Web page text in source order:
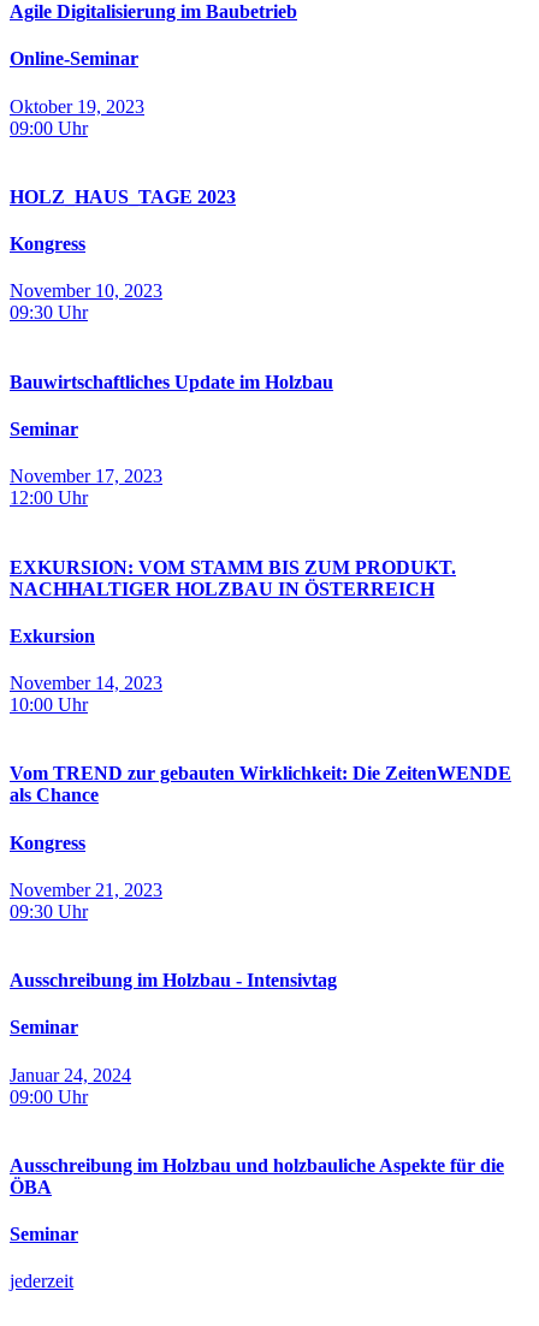
Agile Digitalisierung im Baubetrieb
Online-Seminar
Oktober 19, 2023
09:00 Uhr
HOLZ_HAUS_­TAGE 2023
Kongress
November 10, 2023
09:30 Uhr
Bauwirtschaftliches Update im Holzbau
Seminar
November 17, 2023
12:00 Uhr
EXKURSION: VOM STAMM BIS ZUM PRODUKT.
NACHHALTIGER HOLZBAU IN ÖSTERREICH
Exkursion
November 14, 2023
10:00 Uhr
Vom TREND zur gebauten Wirklichkeit: Die ZeitenWENDE
als Chance
Kongress
November 21, 2023
09:30 Uhr
Ausschreibung im Holzbau - Intensivtag
Seminar
Januar 24, 2024
09:00 Uhr
Ausschreibung im Holzbau und holzbauliche Aspekte für die
ÖBA
Seminar
jederzeit